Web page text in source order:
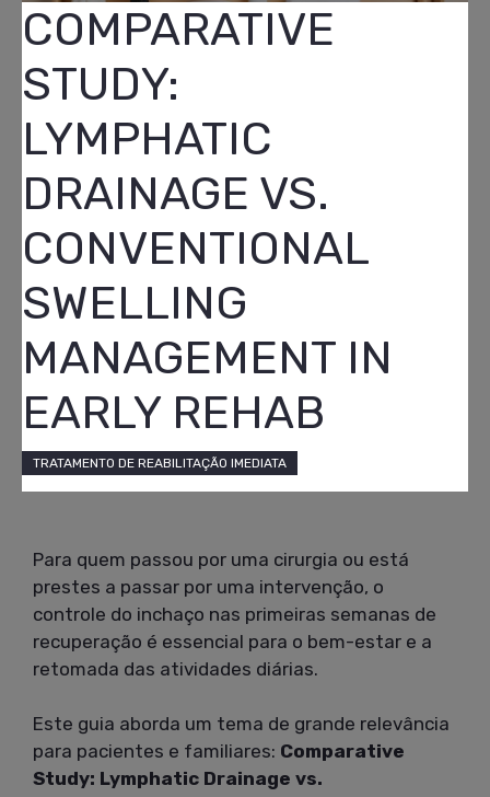
COMPARATIVE
STUDY:
LYMPHATIC
DRAINAGE VS.
CONVENTIONAL
SWELLING
MANAGEMENT IN
EARLY REHAB
TRATAMENTO DE REABILITAÇÃO IMEDIATA
Para quem passou por uma cirurgia ou está
prestes a passar por uma intervenção, o
controle do inchaço nas primeiras semanas de
recuperação é essencial para o bem-estar e a
retomada das atividades diárias.
Este guia aborda um tema de grande relevância
para pacientes e familiares: Comparative
Study: Lymphatic Drainage vs.